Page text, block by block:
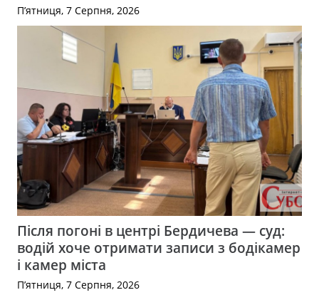
П’ятниця, 7 Серпня, 2026
Після погоні в центрі Бердичева — суд:
водій хоче отримати записи з бодікамер
і камер міста
П’ятниця, 7 Серпня, 2026